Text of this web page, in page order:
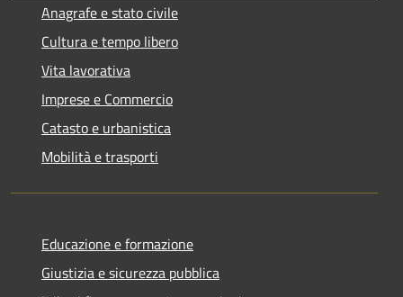
Anagrafe e stato civile
Cultura e tempo libero
Vita lavorativa
Imprese e Commercio
Catasto e urbanistica
Mobilità e trasporti
Educazione e formazione
Giustizia e sicurezza pubblica